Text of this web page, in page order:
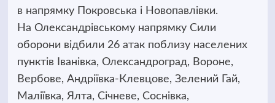
в напрямку Покровська і Новопавлівки.
На Олександрівському напрямку Сили
оборони відбили 26 атак поблизу населених
пунктів Іванівка, Олександроград, Вороне,
Вербове, Андріївка-Клевцове, Зелений Гай,
Маліївка, Ялта, Січневе, Соснівка,